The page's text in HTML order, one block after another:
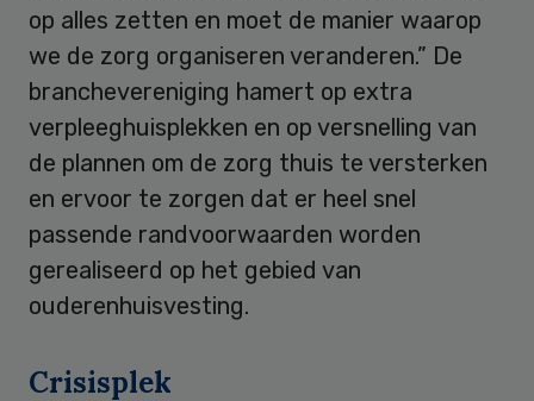
op alles zetten en moet de manier waarop
we de zorg organiseren veranderen.” De
branchevereniging hamert op extra
verpleeghuisplekken en op versnelling van
de plannen om de zorg thuis te versterken
en ervoor te zorgen dat er heel snel
passende randvoorwaarden worden
gerealiseerd op het gebied van
ouderenhuisvesting.
Crisisplek